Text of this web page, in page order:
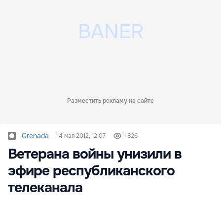
Разместить рекламу на сайте
Grenada 14 мая 2012, 12:07 1 826
Ветерана войны унизили в
эфире республиканского
телеканала